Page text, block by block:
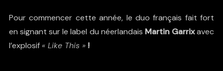
Pour commencer cette année, le duo français fait fort
en signant sur le label du néerlandais Martin Garrixavec
l’explosif « Like This »!